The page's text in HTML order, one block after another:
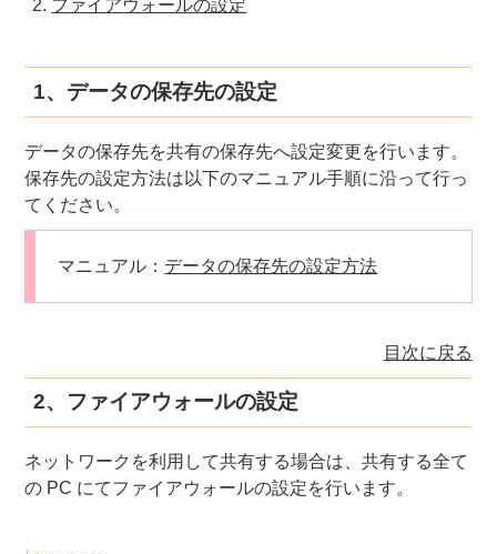
ファイアウォールの設定
1、データの保存先の設定
データの保存先を共有の保存先へ設定変更を行います。
保存先の設定方法は以下のマニュアル手順に沿って行っ
てください。
マニュアル： データの保存先の設定方法
目次に戻る
2、ファイアウォールの設定
ネットワークを利用して共有する場合は、共有する全て
の PC にてファイアウォールの設定を行います。